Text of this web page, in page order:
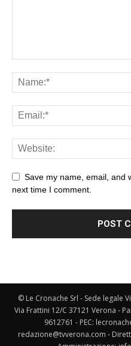
Save my name, email, and
next time I comment.
© Le Cronache Srl - Sede legale
Via Frattini 12/C 37121 Verona -
9612761 - PEC:
redazione@tvverona.com -